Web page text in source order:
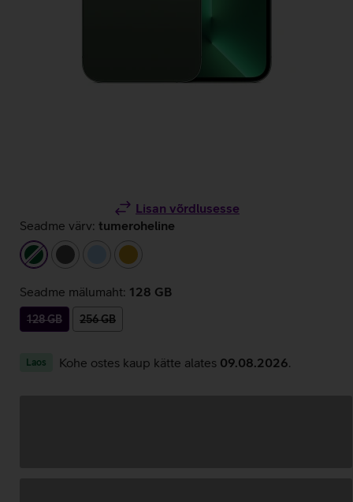
Lisan võrdlusesse
Seadme värv: tumeroheline
tumeroheline
tumehallhelesininekuldne
Seadme mälumaht: 128 GB
128 GB 256 GB
Laos Kohe ostes kaup kätte alates 09.08.2026